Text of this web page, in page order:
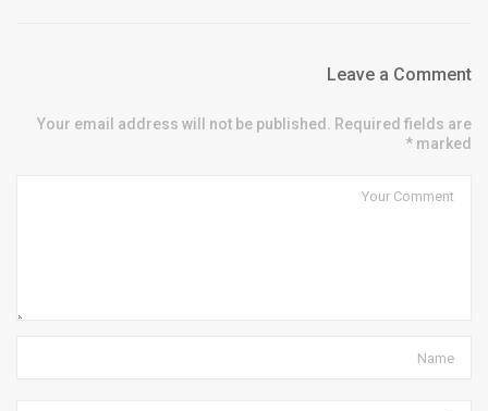
Leave a Comment
Your email address will not be published. Required fields are
marked *